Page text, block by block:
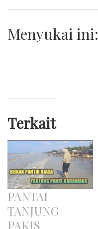
Menyukai ini:
Terkait
PANTAI
TANJUNG
PAKIS